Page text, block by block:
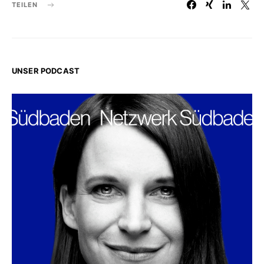
TEILEN
UNSER PODCAST